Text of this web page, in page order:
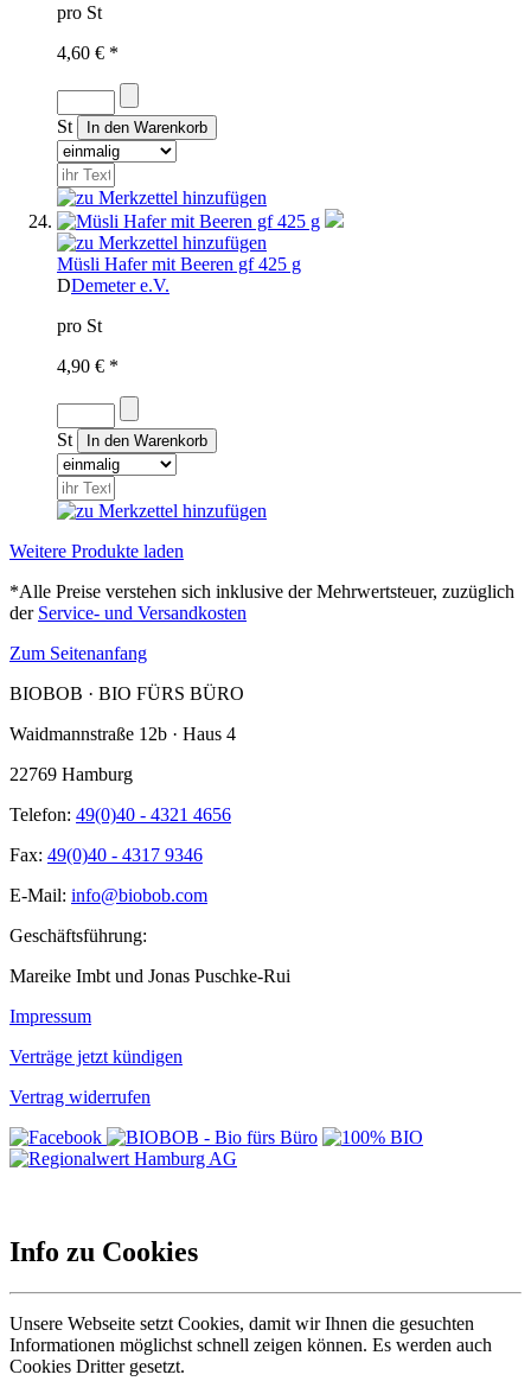
pro St
4,60 € *
St
Müsli Hafer mit Beeren gf 425 g
DDemeter e.V.
pro St
4,90 € *
St
Weitere Produkte laden
*Alle Preise verstehen sich inklusive der Mehrwertsteuer, zuzüglich
der Service- und Versandkosten
Zum Seitenanfang
BIOBOB · BIO FÜRS BÜRO
Waidmannstraße 12b · Haus 4
22769 Hamburg
Telefon: 49(0)40 - 4321 4656
Fax: 49(0)40 - 4317 9346
E-Mail: info@biobob.com
Geschäftsführung:
Mareike Imbt und Jonas Puschke-Rui
Impressum
Verträge jetzt kündigen
Vertrag widerrufen
Info zu Cookies
Unsere Webseite setzt Cookies, damit wir Ihnen die gesuchten
Informationen möglichst schnell zeigen können. Es werden auch
Cookies Dritter gesetzt.